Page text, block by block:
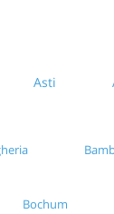
Asti
Bochum